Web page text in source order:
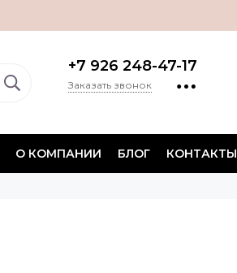
+7 926 248-47-17
Заказать звонок
О КОМПАНИИ БЛОГ КОНТАКТЫ